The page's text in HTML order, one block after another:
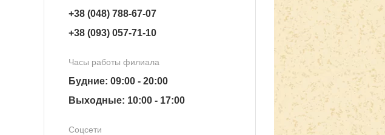
+38 (048) 788-67-07
+38 (093) 057-71-10
Часы работы филиала
Будние: 09:00 - 20:00
Выходные: 10:00 - 17:00
Соцсети